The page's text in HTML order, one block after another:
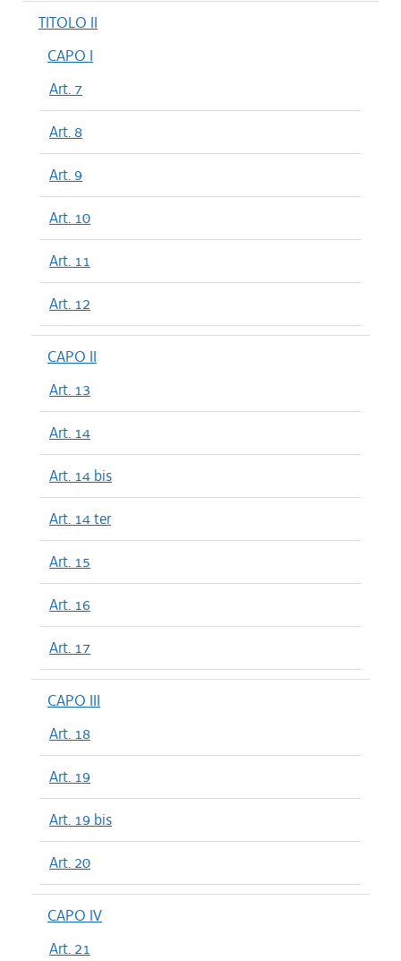
TITOLO II
CAPO I
Art. 7
Art. 8
Art. 9
Art. 10
Art. 11
Art. 12
CAPO II
Art. 13
Art. 14
Art. 14 bis
Art. 14 ter
Art. 15
Art. 16
Art. 17
CAPO III
Art. 18
Art. 19
Art. 19 bis
Art. 20
CAPO IV
Art. 21